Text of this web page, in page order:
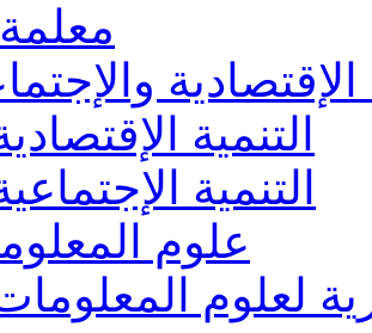
الإقتصادية
التنمية
التنمية
علوم
لعلوم